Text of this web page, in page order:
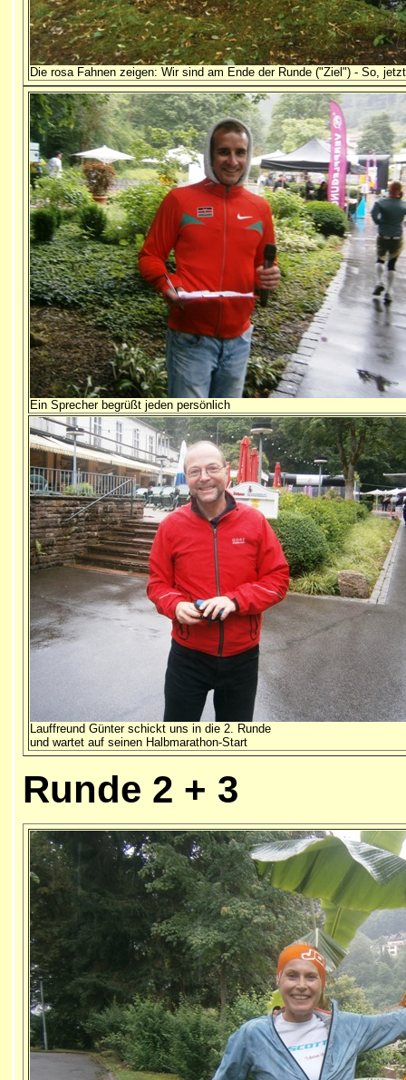
Die rosa Fahnen zeigen: Wir sind am Ende der Runde ("Ziel") - So,
Ein Sprecher begrüßt jeden persönlich
Lauffreund Günter schickt uns in die 2. Runde
und wartet auf seinen Halbmarathon-Start
Runde 2 + 3